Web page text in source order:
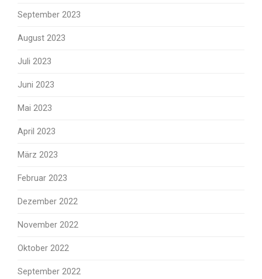
September 2023
August 2023
Juli 2023
Juni 2023
Mai 2023
April 2023
März 2023
Februar 2023
Dezember 2022
November 2022
Oktober 2022
September 2022